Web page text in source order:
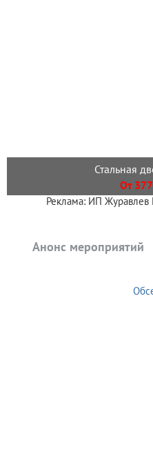
Стальная
От
Реклама: ИП
Анонс мероприятий